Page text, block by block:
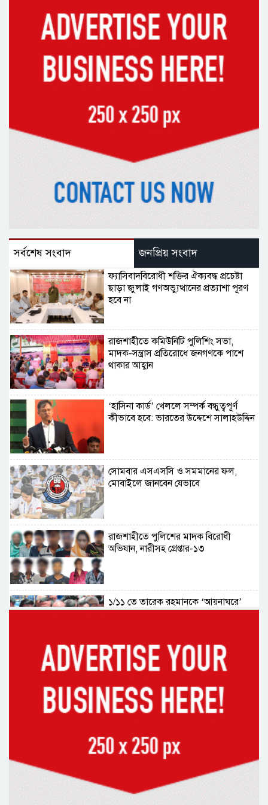
সর্বশেষ সংবাদ জনপ্রিয় সংবাদ
ফ্যাসিবাদবিরোধী শক্তির ঐক্যবদ্ধ প্রচেষ্টা
ছাড়া জুলাই গণঅভ্যুত্থানের প্রত্যাশা পূরণ
হবে না
রাজশাহীতে কমিউনিটি পুলিশিং সভা,
মাদক-সন্ত্রাস প্রতিরোধে জনগণকে পাশে
থাকার আহ্বান
‘হাসিনা কার্ড’ খেললে সম্পর্ক বন্ধুত্বপূর্ণ
কীভাবে হবে: ভারতের উদ্দেশে সালাহউদ্দিন
সোমবার এসএসসি ও সমমানের ফল,
মোবাইলে জানবেন যেভাবে
রাজশাহীতে পুলিশের মাদক বিরোধী
অভিযান, নারীসহ গ্রেপ্তার-১৩
১/১১ তে তারেক রহমানকে ‘আয়নাঘরে’
ড্যাবের প্রতিষ্ঠাবার্ষিকীতে চিকিৎসক
ব্রেন স্ট্রোক, নির্বাচন অফিসকর্মীর মৃত্যু
কোরআন মজিদে ক্ষতিগ্রস্ত বলা হয়েছে